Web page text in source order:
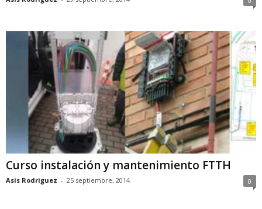
Curso instalación y mantenimiento FTTH
Asis Rodriguez - 25 septiembre, 2014 0